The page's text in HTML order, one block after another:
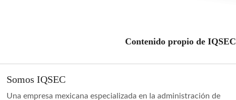
Contenido propio de IQSEC
Somos IQSEC
Una empresa mexicana especializada en la administración de